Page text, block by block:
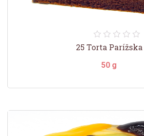
25 Torta Parížska
50 g